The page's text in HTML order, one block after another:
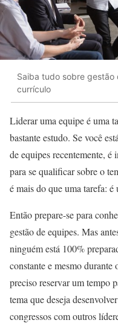
Saiba tudo sobre
currículo
Liderar uma equipe é uma
bastante estudo. Se você
de equipes recentemente, é
para se qualificar sobre o
é mais do que uma tarefa: é
Então prepare-se para
gestão de equipes. Mas
ninguém está 100%
constante e mesmo durante
preciso reservar um tempo
tema que deseja
congressos com outros